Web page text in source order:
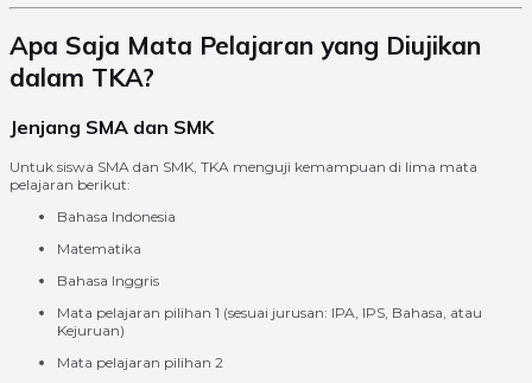
Apa Saja Mata Pelajaran yang Diujikan
dalam TKA?
Jenjang SMA dan SMK
Untuk siswa SMA dan SMK, TKA menguji kemampuan di lima mata
pelajaran berikut:
Bahasa Indonesia
Matematika
Bahasa Inggris
Mata pelajaran pilihan 1 (sesuai jurusan: IPA, IPS, Bahasa, atau
Kejuruan)
Mata pelajaran pilihan 2